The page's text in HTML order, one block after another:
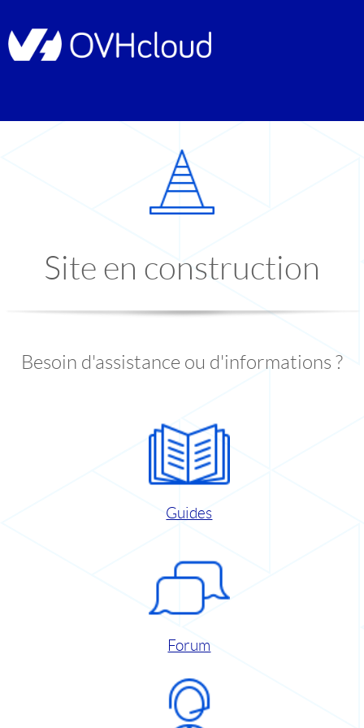
Site en construction
Besoin d'assistance ou d'informations ?
Guides
Forum